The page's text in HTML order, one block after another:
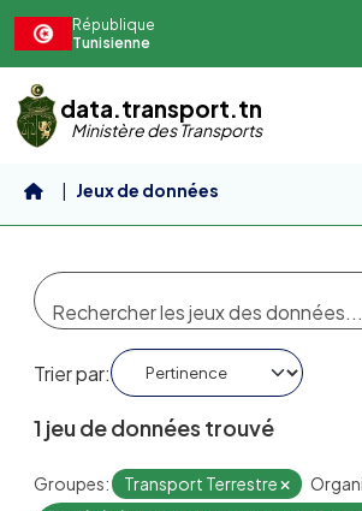
République
Tunisienne
data.transport.tn
Ministère des Transports
Jeux de données
Trier par
1 jeu de données trouvé
Groupes: Transport Terrestre